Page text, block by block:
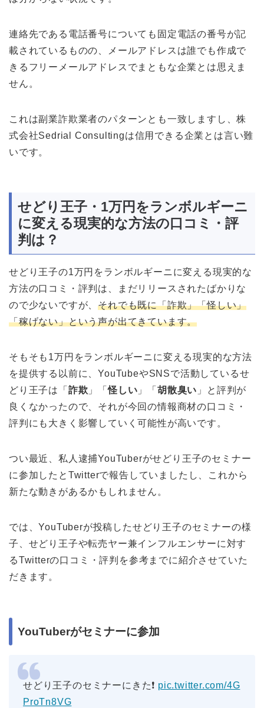
連絡先である電話番号についても固定電話の番号が記
載されているものの、メールアドレスは誰でも作成で
きるフリーメールアドレスでまともな企業とは思えま
せん。
これは副業詐欺業者のパターンとも一致しますし、株
式会社Sedrial Consultingは信用できる企業とは言い難
いです。
せどり王子・1万円をランボルギーニ
に変える現実的な方法の口コミ・評
判は？
せどり王子の1万円をランボルギーニに変える現実的な
方法の口コミ・評判は、まだリリースされたばかりな
ので少ないですが、それでも既に「詐欺」「怪しい」
「稼げない」という声が出てきています。
そもそも1万円をランボルギーニに変える現実的な方法
を提供する以前に、YouTubeやSNSで活動しているせ
どり王子は「 詐欺 」「怪しい 」「胡散臭い 」と評判が
良くなかったので、それが今回の情報商材の口コミ・
評判にも大きく影響していく可能性が高いです。
つい最近、私人逮捕YouTuberがせどり王子のセミナー
に参加したとTwitterで報告していましたし、これから
新たな動きがあるかもしれません。
では、YouTuberが投稿したせどり王子のセミナーの様
子、せどり王子や転売ヤー兼インフルエンサーに対す
るTwitterの口コミ・評判を参考までに紹介させていた
だきます。
YouTuberがセミナーに参加
せどり王子のセミナーにきた❗️ pic.twitter.com/4G
ProTn8VG